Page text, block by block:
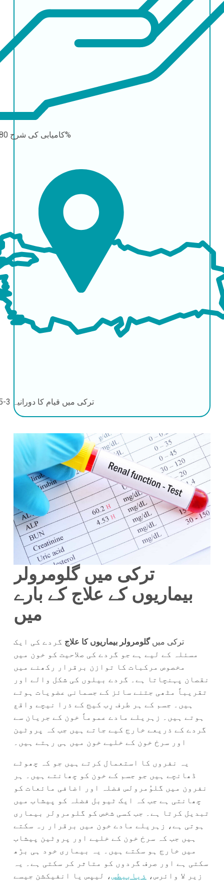
کامیابی کی شرح80-95%
ترکی میں قیام کا دورانیہ 3-5 دن
ترکی میں گلومرولر
بیماریوں کے علاج کے بارے
میں
ترکی میںگلومرولر بیماریوں کا علاج گردے کی ایک
مسئلہ کے لیے ہے جو گردے کی صلاحیت کو خون میں
مخصوص مرکبات کا توازن برقرار رکھنے میں
نقصان پہنچاتا ہے۔ گردے بیلوں کی شکل والے اور
تقریباً مٹھی جتنے سائز کے جسمانی عضویات ہوتے
ہیں۔ جسم کے ہر طرف رِب کیج کے ذرا نیچے واقع
ہوتے ہیں۔ زہریلے مادے عموماً خون کے جریان سے
گردے کے ذریعے خارج کیے جاتے ہیں جب کہ پروٹین
اور سرخ خون کے خلیے خون میں ہی رہتے ہیں۔
یہ نفروں کا استعمال کرتے ہیں جو کہ چھوٹے
ڈھانچے ہیں جو جسم کے خون کو چھانتے ہیں۔ ہر
نفرون میں گلوُمرولس فضلہ اور اضافی مائعات کو
چھانتی ہے جب کہ ایک ٹیوبل فضلہ کو پیشاب میں
تبدیل کرتا ہے۔ جب کسی شخص کو گلومرولر بیماری
ہوتی ہے، زہریلے مادے خون میں برقرار رہ سکتے
ہیں جب کہ سرخ خون کے خلیے اور پروٹین پیشاب
میں خارج ہو سکتے ہیں۔ یہ بیماری خود ہی بڑھ
سکتی ہے اور صرف گردوں کو متاثر کر سکتی ہے۔ یہ
زیر لا وائرس، ذیابیطس، لیپس یا انفیکشن جیسے